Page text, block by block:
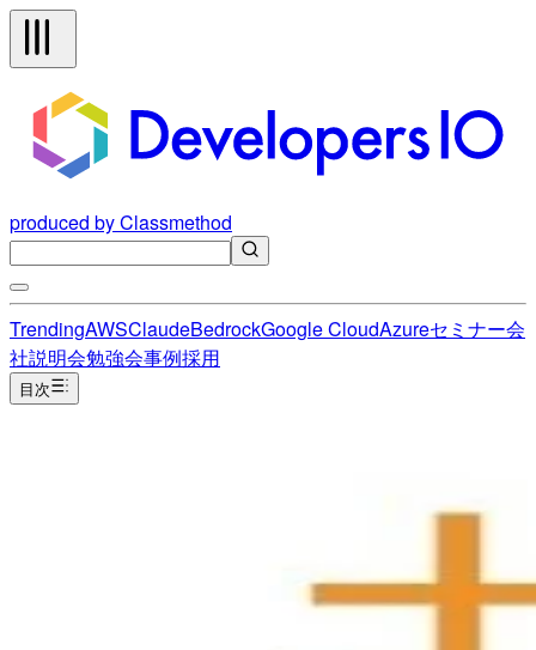
produced by Classmethod
TrendingAWSClaudeBedrockGoogle CloudAzureセミナー会
社説明会勉強会事例採用
目次